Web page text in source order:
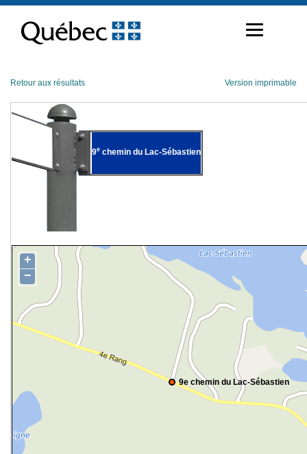
contenu
Retour aux résultats Version imprimable
9e chemin du Lac-Sébastien
9e chemin du Lac-Sébastien
+
−